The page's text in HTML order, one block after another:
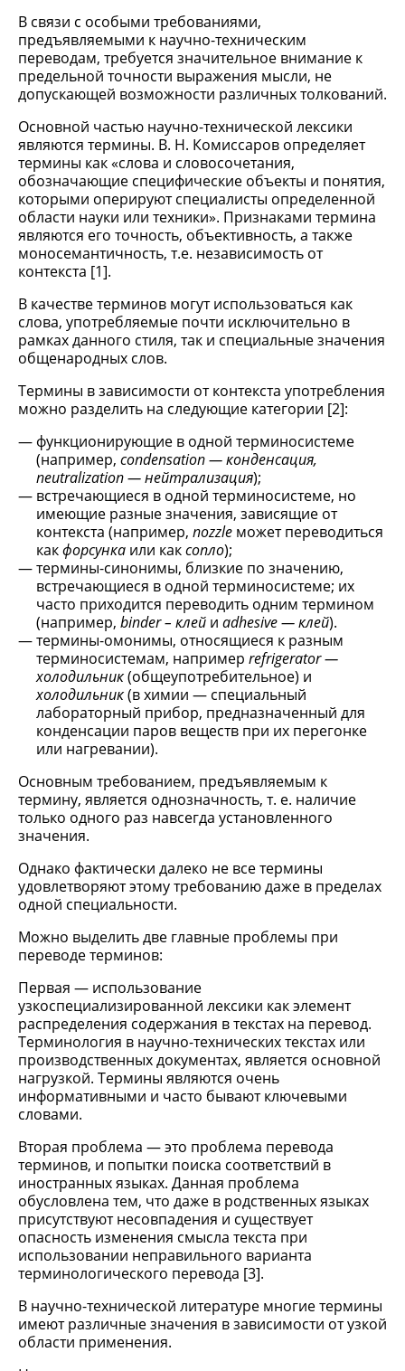
В связи с особыми требованиями,
предъявляемыми к научно-техническим
переводам, требуется значительное внимание к
предельной точности выражения мысли, не
допускающей возможности различных толкований.
Основной частью научно-технической лексики
являются термины. В. Н. Комиссаров определяет
термины как «слова и словосочетания,
обозначающие специфические объекты и понятия,
которыми оперируют специалисты определенной
области науки или техники». Признаками термина
являются его точность, объективность, а также
моносемантичность, т.е. независимость от
контекста [1].
В качестве терминов могут использоваться как
слова, употребляемые почти исключительно в
рамках данного стиля, так и специальные значения
общенародных слов.
Термины в зависимости от контекста употребления
можно разделить на следующие категории [2]:
функционирующие в одной терминосистеме
(например, condensation — конденсация,
neutralization — нейтрализация);
встречающиеся в одной терминосистеме, но
имеющие разные значения, зависящие от
контекста (например, nozzle может переводиться
какфорсунка или каксопло);
термины-синонимы, близкие по значению,
встречающиеся в одной терминосистеме; их
часто приходится переводить одним термином
(например, binder– клей и adhesive— клей).
термины-омонимы, относящиеся к разным
терминосистемам, например refrigerator —
холодильник(общеупотребительное) и
холодильник(в химии — специальный
лабораторный прибор, предназначенный для
конденсации паров веществ при их перегонке
или нагревании).
Основным требованием, предъявляемым к
термину, является однозначность, т. е. наличие
только одного раз навсегда установленного
значения.
Однако фактически далеко не все термины
удовлетворяют этому требованию даже в пределах
одной специальности.
Можно выделить две главные проблемы при
переводе терминов:
Первая — использование
узкоспециализированной лексики как элемент
распределения содержания в текстах на перевод.
Терминология в научно-технических текстах или
производственных документах, является основной
нагрузкой. Термины являются очень
информативными и часто бывают ключевыми
словами.
Вторая проблема — это проблема перевода
терминов, и попытки поиска соответствий в
иностранных языках. Данная проблема
обусловлена тем, что даже в родственных языках
присутствуют несовпадения и существует
опасность изменения смысла текста при
использовании неправильного варианта
терминологического перевода [3].
В научно-технической литературе многие термины
имеют различные значения в зависимости от узкой
области применения.